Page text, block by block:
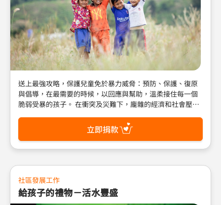
送上最強攻略，保護兒童免於暴力威脅：預防、保護、復原
與倡導，在最需要的時候，以回應與幫助，溫柔接住每一個
脆弱受暴的孩子。 在衝突及災難下，龐雜的經濟和社會壓
超過10億兒童遭受暴力，世界展望會專注於預防針對兒童的
暴力行爲，當暴力情況發生時做出回應，幫助遭受剝削的孩
人台灣世界展望會 (請註明：禮物型錄)
立即捐款
社區發展工作
給孩子的禮物－活水豐盛